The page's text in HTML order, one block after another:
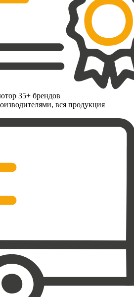
35+ брендов
вся продукция